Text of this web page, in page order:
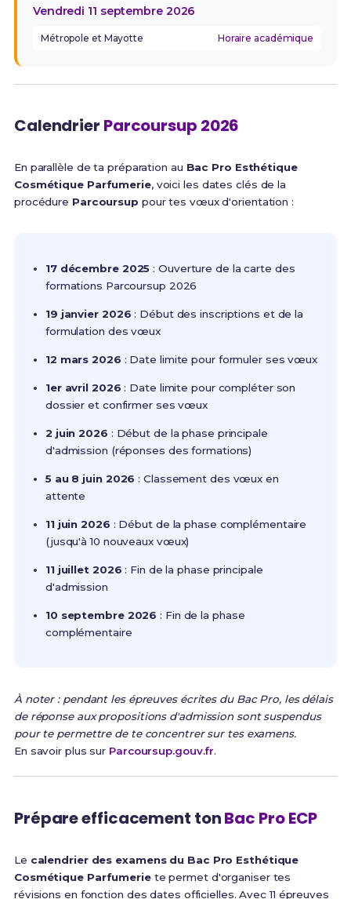
Vendredi 11 septembre 2026
Métropole et Mayotte Horaire académique
Calendrier Parcoursup 2026
En parallèle de ta préparation au Bac Pro Esthétique
Cosmétique Parfumerie, voici les dates clés de la
procédure Parcoursup pour tes vœux d'orientation :
17 décembre 2025 : Ouverture de la carte des
formations Parcoursup 2026
19 janvier 2026 : Début des inscriptions et de la
formulation des vœux
12 mars 2026 : Date limite pour formuler ses vœux
1er avril 2026 : Date limite pour compléter son
dossier et confirmer ses vœux
2 juin 2026 : Début de la phase principale
d'admission (réponses des formations)
5 au 8 juin 2026 : Classement des vœux en
attente
11 juin 2026 : Début de la phase complémentaire
(jusqu'à 10 nouveaux vœux)
11 juillet 2026 : Fin de la phase principale
d'admission
10 septembre 2026 : Fin de la phase
complémentaire
À noter : pendant les épreuves écrites du Bac Pro, les délais
de réponse aux propositions d'admission sont suspendus
pour te permettre de te concentrer sur tes examens.
En savoir plus sur Parcoursup.gouv.fr.
Prépare efficacement tonBac Pro ECP
Le calendrier des examens du Bac Pro Esthétique
Cosmétique Parfumeriete permet d'organiser tes
révisions en fonction des dates officielles. Avec 11 épreuves